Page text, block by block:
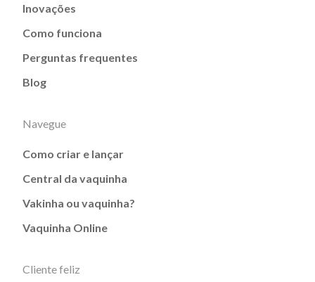
Inovações
Como funciona
Perguntas frequentes
Blog
Navegue
Como criar e lançar
Central da vaquinha
Vakinha ou vaquinha?
Vaquinha Online
Cliente feliz